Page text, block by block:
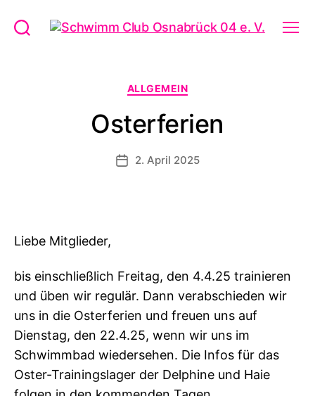
04
e.
V.
Kategorien
ALLGEMEIN
Osterferien
Veröffentlichungsdatum
2. April 2025
Liebe Mitglieder,
bis einschließlich Freitag, den 4.4.25 trainieren
und üben wir regulär. Dann verabschieden wir
uns in die Osterferien und freuen uns auf
Dienstag, den 22.4.25, wenn wir uns im
Schwimmbad wiedersehen. Die Infos für das
Oster-Trainingslager der Delphine und Haie